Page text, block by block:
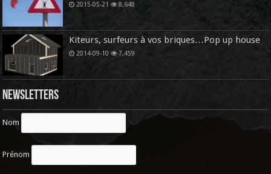
2015-05-21 8,648
Kiteurs, surfeurs à vos briques…Pop up house
2014-09-10 7,459
Newsletters
Nom
Prénom